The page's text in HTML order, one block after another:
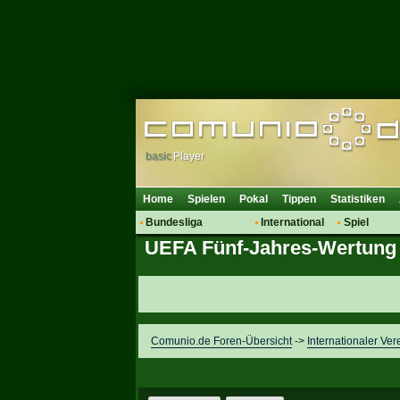
basic Player
Home Spielen Pokal Tippen Statistiken
Bundesliga
Hot News
Vereinsdiskussion
International
Vereine
Spiel
Regeln &
UEFA Fünf-Jahres-
Comunio.de Foren-Übersicht-> Internationaler